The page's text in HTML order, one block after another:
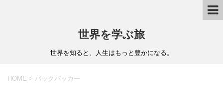
世界を学ぶ旅
世界を知ると、人生はもっと豊かになる。
HOME > バックパッカー